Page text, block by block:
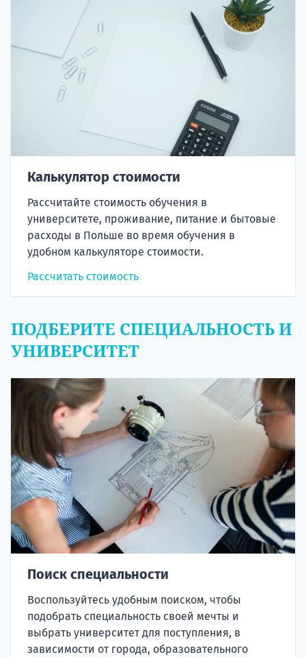
Калькулятор стоимости
Рассчитайте стоимость обучения в
университете, проживание, питание и бытовые
расходы в Польше во время обучения в
удобном калькуляторе стоимости.
Рассчитать стоимость
ПОДБЕРИТЕ СПЕЦИАЛЬНОСТЬ И
УНИВЕРСИТЕТ
Поиск специальности
Воспользуйтесь удобным поиском, чтобы
подобрать специальность своей мечты и
выбрать университет для поступления, в
зависимости от города, образовательного